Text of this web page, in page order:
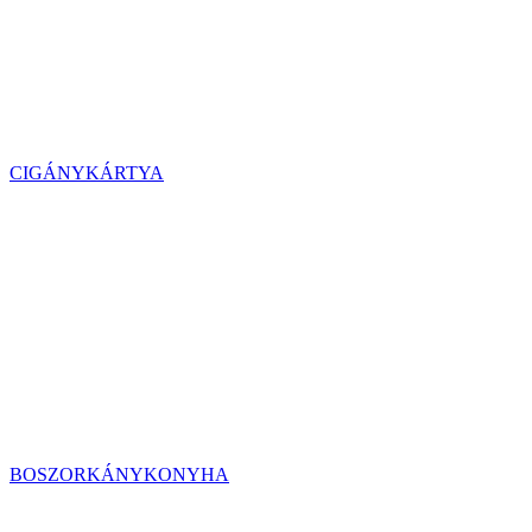
CIGÁNYKÁRTYA
BOSZORKÁNYKONYHA